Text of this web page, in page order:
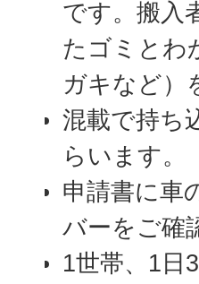
です。搬入
たゴミとわ
ガキなど）
混載で持ち
らいます。
申請書に車
バーをご確
1世帯、1